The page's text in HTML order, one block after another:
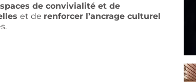
de convivialité et de
et de renforcer l’ancrage culturel